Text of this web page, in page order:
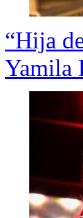
“Hija
Yamila